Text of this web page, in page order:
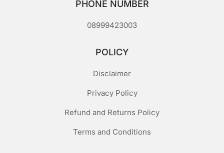
PHONE NUMBER
08999423003
POLICY
Disclaimer
Privacy Policy
Refund and Returns Policy
Terms and Conditions